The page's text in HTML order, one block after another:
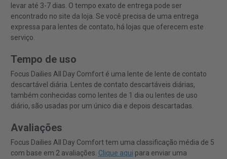
levar até 3-7 dias. O tempo exato de entrega pode ser
encontrado no site da loja. Se você precisa de uma entrega
expressa para lentes de contato, há lojas que oferecem este
serviço.
Tempo de uso
Focus Dailies All Day Comfort é uma lente de lente de contato
descartável diária. Lentes de contato descartáveis diárias,
também conhecidas como lentes de 1 dia ou lentes de uso
diário, são usadas por um único dia e depois descartadas.
Avaliações
Focus Dailies All Day Comfort tem uma classificação média de 5
com base em 2 avaliações. Clique aqui para enviar uma